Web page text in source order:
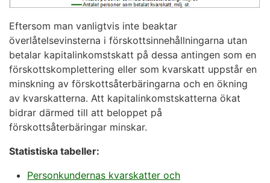
Eftersom man vanligtvis inte beaktar
överlåtelsevinsterna i förskottsinnehållningarna utan
betalar kapitalinkomstskatt på dessa antingen som en
förskottskomplettering eller som kvarskatt uppstår en
minskning av förskottsåterbäringarna och en ökning
av kvarskatterna. Att kapitalinkomstskatterna ökat
bidrar därmed till att beloppet på
förskottsåterbäringar minskar.
Statistiska tabeller:
Personkundernas kvarskatter och